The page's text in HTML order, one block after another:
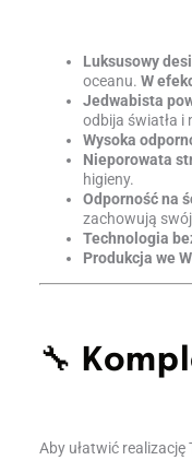
Luksusowy
oceanu. W
Jedwabista
odbija światła i
Wysoka
Nieporowata
higieny.
Odporność na
zachowują
Technologia
Produkcja we
🔧
Aby ułatwić